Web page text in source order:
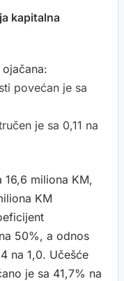
kapitalna
povećan je sa
je sa 0,11 na
16,6 miliona KM,
KM
50%, a odnos
na 1,0. Učešće
je sa 41,7% na